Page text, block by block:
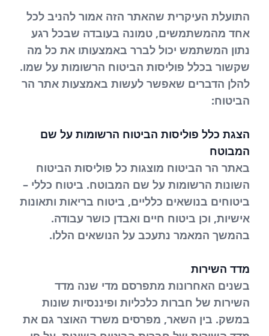
התועלת העיקרית שהאתר הזה אמור להניב לכל
אחד מהמשתמשים, טמונה בעובדה שבכל רגע
נתון המשתמש יכול לברר באמצעותו את כל מה
שקשור בכלל פוליסות הביטוח הרשומות על שמו.
להלן הדברים שאפשר לעשות באמצעות אתר הר
הביטוח:
הצגת כלל פוליסות הביטוח הרשומות על שם
המבוטח
באתר הר הביטוח מוצגות כל פוליסות הביטוח
השונות הרשומות על שם המבוטח. ביטוח כללי –
ביטוחים בנושאים כלליים, ביטוח בריאות ותאונות
אישיות, וכן ביטוח חיים ואבדן כושר עבודה.
בהמשך המאמר נתעכב על הנושאים הללו.
מדד השירות
בשנים האחרונות מתפרסם מדי שנה מדד
השירות של חברות כלכליות ופיננסיות שונות
במשק. בין השאר, מפרסים משרד האוצר גם את